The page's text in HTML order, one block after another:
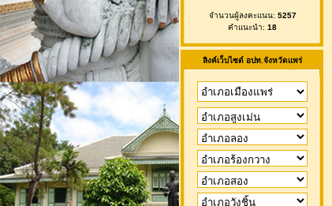
จำนวนผู้ลงคะแนน: 5257
คำแนะนำ: 18
ลิงค์เว็บไซต์ อปท.จังหวัดแพร่